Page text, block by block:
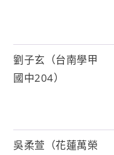
劉子玄（台南學甲
國中204）
吳柔萱（花蓮萬榮